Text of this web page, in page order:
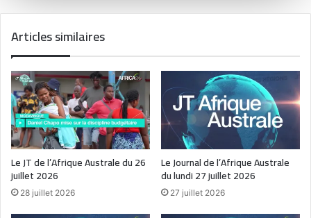
Articles similaires
Le JT de l’Afrique Australe du 26
juillet 2026
28 juillet 2026
Le Journal de l’Afrique Australe
du lundi 27 juillet 2026
27 juillet 2026